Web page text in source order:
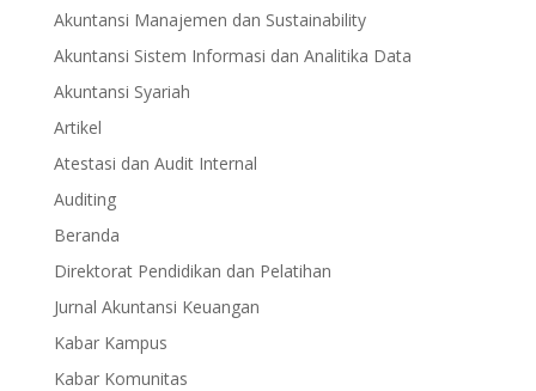
Akuntansi Manajemen dan Sustainability
Akuntansi Sistem Informasi dan Analitika Data
Akuntansi Syariah
Artikel
Atestasi dan Audit Internal
Auditing
Beranda
Direktorat Pendidikan dan Pelatihan
Jurnal Akuntansi Keuangan
Kabar Kampus
Kabar Komunitas